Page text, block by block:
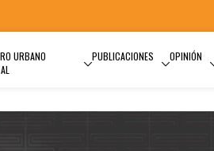
URBANO
PUBLICACIONES OPINIÓN